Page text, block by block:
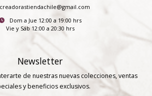
creadorastiendachile@gmail.com
Dom a Jue 12:00 a 19:00 hrs
Vie y Sáb 12:00 a 20:30 hrs
Newsletter
de nuestras nuevas colecciones, ventas
y beneficios exclusivos.